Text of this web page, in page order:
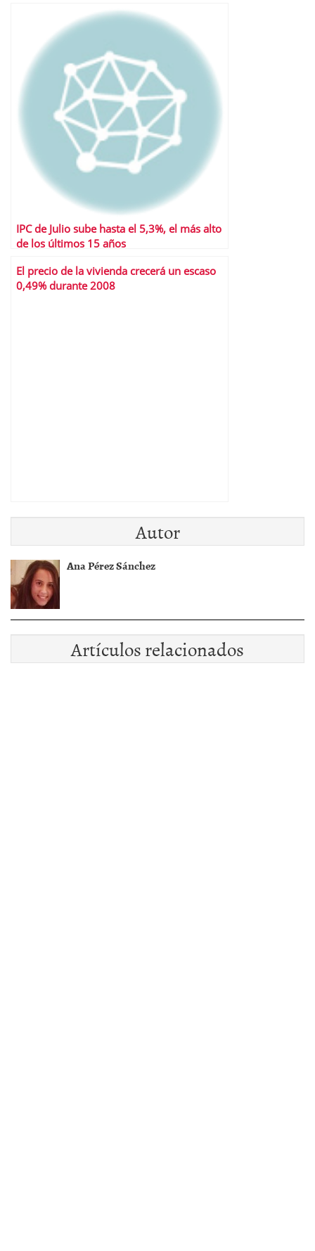
IPC de Julio sube hasta el 5,3%, el más alto
de los últimos 15 años
El precio de la vivienda crecerá un escaso
0,49% durante 2008
Autor
Ana Pérez Sánchez
Artículos relacionados